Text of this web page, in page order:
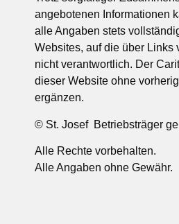
angebotenen Informationen
alle Angaben stets
Websites, auf die über Links
nicht verantwortlich. Der
dieser Website ohne
ergänzen.
© St. Josef Betriebsträger
Alle Rechte vorbehalten.
Alle Angaben ohne Gewähr.